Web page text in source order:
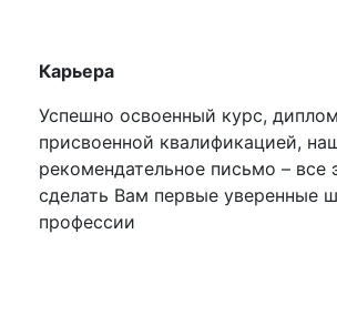
Карьера
Успешно освоенный курс,
присвоенной квалификацией,
рекомендательное письмо – все
сделать Вам первые уверенные
профессии